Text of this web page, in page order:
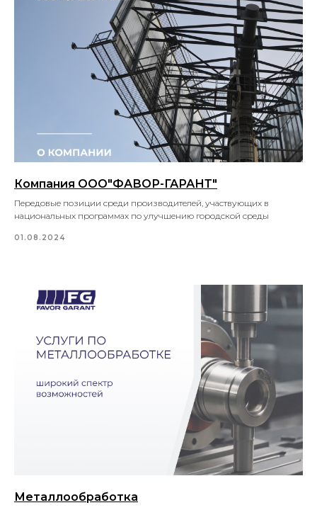
Компания ООО"ФАВОР-ГАРАНТ"
Передовые позиции среди производителей, участвующих в
национальных программах по улучшению городской среды
01.08.2024
Металлообработка